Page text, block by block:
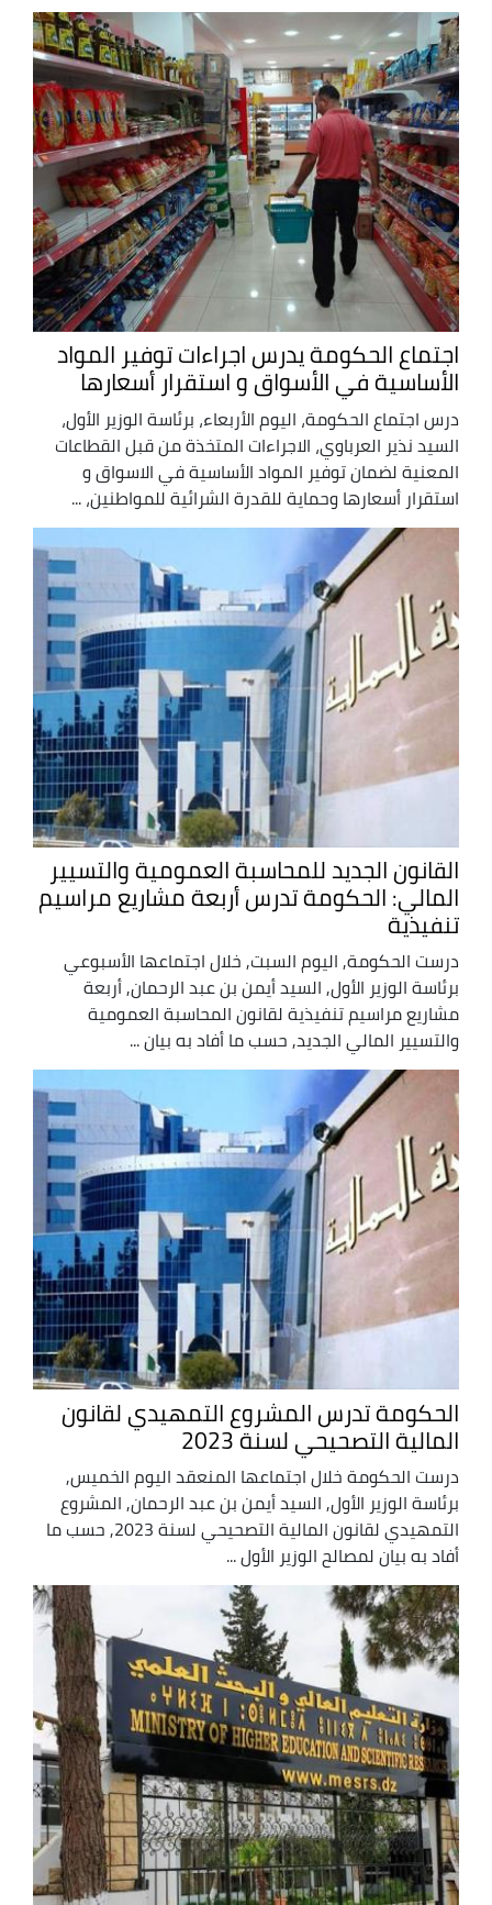
اجتماع الحكومة يدرس اجراءات توفير المواد
الأساسية في الأسواق و استقرار أسعارها
درس اجتماع الحكومة، اليوم الأربعاء، برئاسة الوزير الأول،
السيد نذير العرباوي، الاجراءات المتخذة من قبل القطاعات
المعنية لضمان توفير المواد الأساسية في الاسواق و
استقرار أسعارها وحماية للقدرة الشرائية للمواطنين، ...
القانون الجديد للمحاسبة العمومية والتسيير
المالي: الحكومة تدرس أربعة مشاريع مراسيم
تنفيذية
درست الحكومة, اليوم السبت, خلال اجتماعها الأسبوعي
برئاسة الوزير الأول, السيد أيمن بن عبد الرحمان, أربعة
مشاريع مراسيم تنفيذية لقانون المحاسبة العمومية
والتسيير المالي الجديد, حسب ما أفاد به بيان ...
الحكومة تدرس المشروع التمهيدي لقانون
المالية التصحيحي لسنة 2023
درست الحكومة خلال اجتماعها المنعقد اليوم الخميس,
برئاسة الوزير الأول, السيد أيمن بن عبد الرحمان, المشروع
التمهيدي لقانون المالية التصحيحي لسنة 2023, حسب ما
أفاد به بيان لمصالح الوزير الأول ...